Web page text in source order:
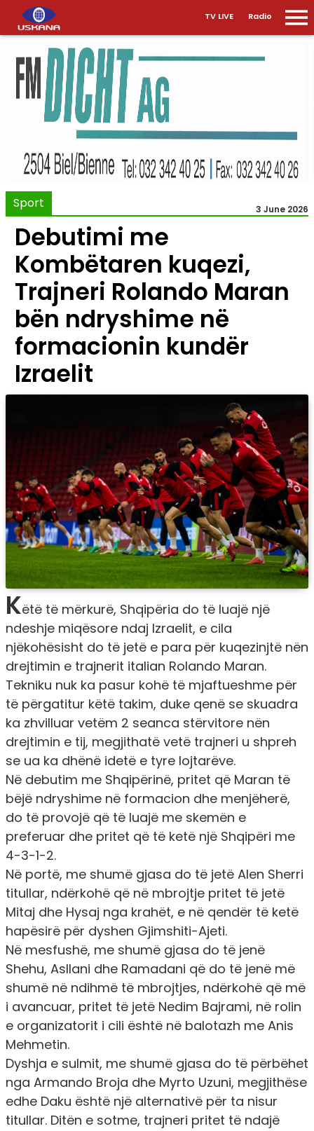
TV LIVE Radio
Sport 3 June 2026
Debutimi me
Kombëtaren kuqezi,
Trajneri Rolando Maran
bën ndryshime në
formacionin kundër
Izraelit
Këtë të mërkurë, Shqipëria do të luajë një
ndeshje miqësore ndaj Izraelit, e cila
njëkohësisht do të jetë e para për kuqezinjtë nën
drejtimin e trajnerit italian Rolando Maran.
Tekniku nuk ka pasur kohë të mjaftueshme për
të përgatitur këtë takim, duke qenë se skuadra
ka zhvilluar vetëm 2 seanca stërvitore nën
drejtimin e tij, megjithatë vetë trajneri u shpreh
se ua ka dhënë idetë e tyre lojtarëve.
Në debutim me Shqipërinë, pritet që Maran të
bëjë ndryshime në formacion dhe menjëherë,
do të provojë që të luajë me skemën e
preferuar dhe pritet që të ketë një Shqipëri me
4-3-1-2.
Në portë, me shumë gjasa do të jetë Alen Sherri
titullar, ndërkohë që në mbrojtje pritet të jetë
Mitaj dhe Hysaj nga krahët, e në qendër të ketë
hapësirë për dyshen Gjimshiti-Ajeti.
Në mesfushë, me shumë gjasa do të jenë
Shehu, Asllani dhe Ramadani që do të jenë më
shumë në ndihmë të mbrojtjes, ndërkohë që më
i avancuar, pritet të jetë Nedim Bajrami, në rolin
e organizatorit i cili është në balotazh me Anis
Mehmetin.
Dyshja e sulmit, me shumë gjasa do të përbëhet
nga Armando Broja dhe Myrto Uzuni, megjithëse
edhe Daku është një alternativë për ta nisur
titullar. Ditën e sotme, trajneri pritet të ndajë